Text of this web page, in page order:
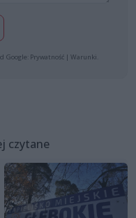
Google: Prywatność | Warunki
czytane